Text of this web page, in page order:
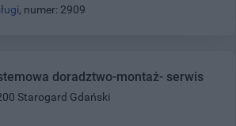
, numer: 2909
doradztwo-montaż- serwis
Starogard Gdański